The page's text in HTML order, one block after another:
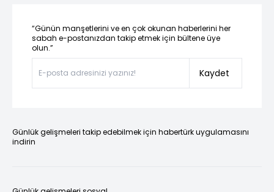
“Günün manşetlerini ve en çok okunan haberlerini her
sabah e-postanızdan takip etmek için bültene üye
olun.”
Kaydet
Günlük gelişmeleri takip edebilmek için habertürk uygulamasını
indirin